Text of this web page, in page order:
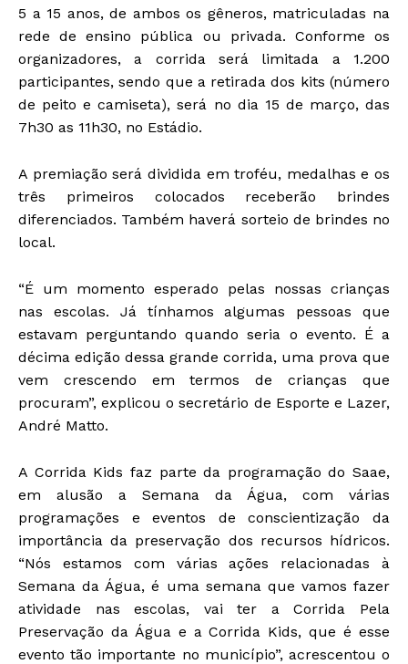
5 a 15 anos, de ambos os gêneros, matriculadas na
rede de ensino pública ou privada. Conforme os
organizadores, a corrida será limitada a 1.200
participantes, sendo que a retirada dos kits (número
de peito e camiseta), será no dia 15 de março, das
7h30 as 11h30, no Estádio‬.
A premiação será dividida em troféu, medalhas e os
três primeiros colocados receberão brindes
diferenciados. Também haverá sorteio de brindes no
local.
“É um momento esperado pelas nossas crianças
nas escolas. Já tínhamos algumas pessoas que
estavam perguntando quando seria o evento. É a
décima edição dessa grande corrida, uma prova que
vem crescendo em termos de crianças que
procuram”, explicou o secretário de Esporte e Lazer,
André Matto.
A Corrida Kids faz parte da programação do Saae,
em alusão a Semana da Água, com várias
programações e eventos de conscientização da
importância da preservação dos recursos hídricos.
“Nós estamos com várias ações relacionadas à
Semana da Água, é uma semana que vamos fazer
atividade nas escolas, vai ter a Corrida Pela
Preservação da Água e a Corrida Kids, que é esse
evento tão importante no município”, acrescentou o